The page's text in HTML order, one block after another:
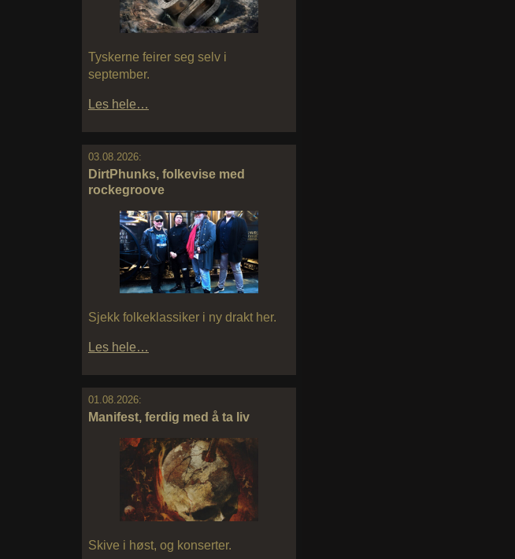
Tyskerne feirer seg selv i
september.
Les hele…
03.08.2026:
DirtPhunks, folkevise med
rockegroove
Sjekk folkeklassiker i ny drakt her.
Les hele…
01.08.2026:
Manifest, ferdig med å ta liv
Skive i høst, og konserter.